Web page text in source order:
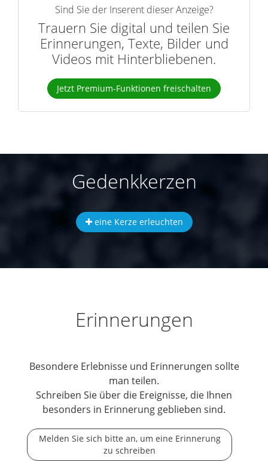
Sind Sie der Inserent dieser Anzeige?
Trauern Sie digital und teilen Sie
Erinnerungen, Texte, Bilder und
Videos mit Hinterbliebenen.
Jetzt Premium-Funktionen freischalten
Gedenkkerzen
eine Kerze erleuchten
Erinnerungen
Besondere Erlebnisse und Erinnerungen sollte
man teilen.
Schreiben Sie über die Ereignisse, die Ihnen
besonders in Erinnerung geblieben sind.
Melden Sie sich bitte an, um eine Erinnerung
zu schreiben